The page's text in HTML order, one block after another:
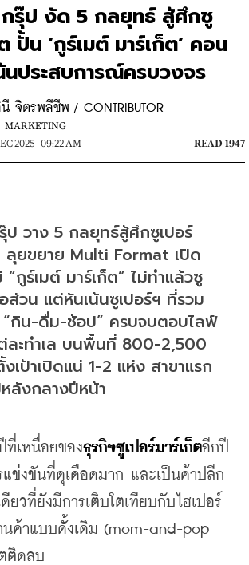
กรุ๊ป งัด 5 กลยุทธ์ สู้ศึกซู
ปั้น ‘กูร์เมต์ มาร์เก็ต’ คอน
นประสบการณ์ครบวงจร
จิตรพลีชีพ / CONTRIBUTOR
MARKETING
2025 | 09:22 AM
READ 1947
ป วาง 5 กลยุทธ์สู้ศึกซูเปอร์
ลุยขยาย Multi Format เปิด
กูร์เมต์ มาร์เก็ต” ไม่ทำแล้วซู
ส่วน แต่หันเน้นซูเปอร์ฯ ที่รวม
กิน-ดื่ม-ช้อป” ครบจบตอบไลฟ์
ละทำเล บนพื้นที่ 800-2,500
เป้าเปิดแน่ 1-2 แห่ง สาขาแรก
ลังกลางปีหน้า
เหนื่อยของธุรกิจซูเปอร์มาร์เก็ตอีกปี
แข่งขันที่ดุเดือดมาก และเป็นค้าปลีก
ดียวที่ยังมีการเติบโตเทียบกับไฮเปอร์
นค้าแบบดั้งเดิม (mom-and-pop
ติดลบ